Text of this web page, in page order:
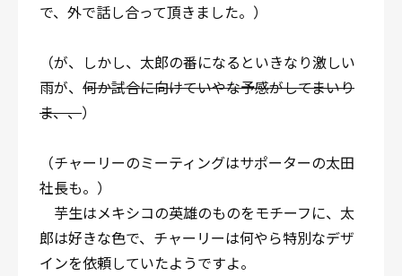
で、外で話し合って頂きました。）
（が、しかし、太郎の番になるといきなり激しい
雨が、 何か試合に向けていやな予感がしてまいり
ま、、）
（チャーリーのミーティングはサポーターの太田
社長も。）
芋生はメキシコの英雄のものをモチーフに、太
郎は好きな色で、チャーリーは何やら特別なデザ
インを依頼していたようですよ。